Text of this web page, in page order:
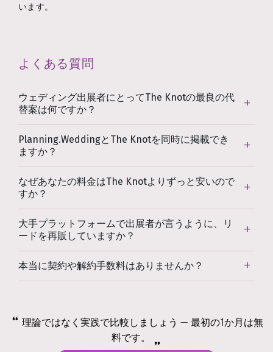
います。
よくある質問
ウェディング出展者にとってThe Knotの最良の代
替案は何ですか？
Planning.WeddingとThe Knotを同時に掲載でき
ますか？
なぜあなたの料金はThe Knotよりずっと安いので
すか？
大手プラットフォームで出展者が言うように、リ
ードを再販していますか？
本当に契約や解約手数料はありませんか？
理論ではなく実践で比較しましょう — 最初の1か月は無
料です。